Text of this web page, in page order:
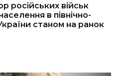
російських військ
в північно-
станом на ранок